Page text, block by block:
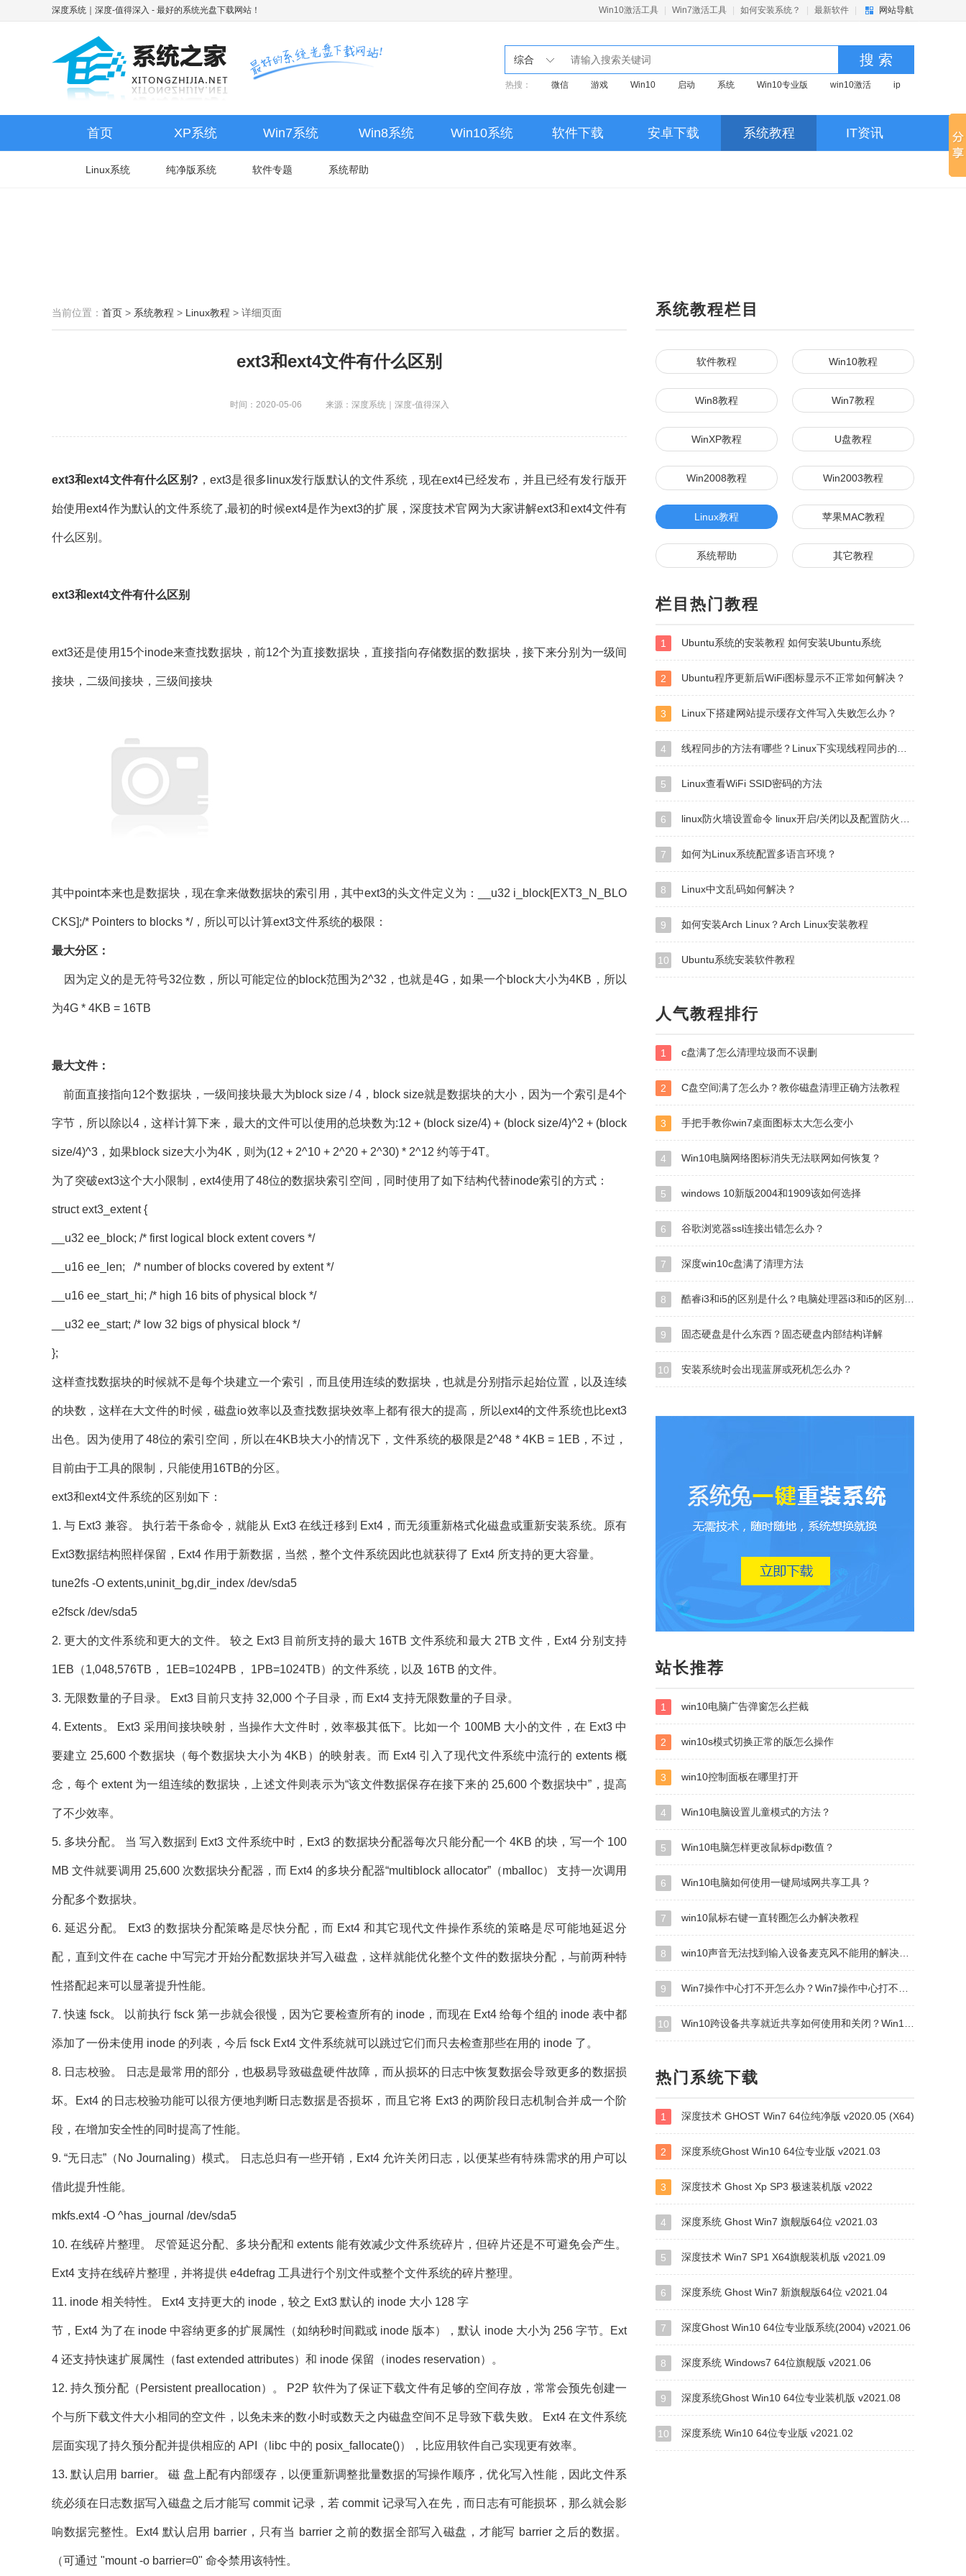
深度系统｜深度-值得深入 - 最好的系统光盘下载网站！ Win10激活工具 Win7激活工具 如何安装系统？ 最新软件 网站导航
综合 搜 索
热搜： 微信 游戏 Win10 启动 系统 Win10专业版 win10激活
ip
MSVCP140.dll
系统清理 u盘启动 Win11
首页 XP系统 Win7系统 Win8系统 Win10系统 软件下载 安卓下载 系统教程 IT资讯
Linux系统 纯净版系统 软件专题 系统帮助
当前位置： 首页 > 系统教程 > Linux教程 > 详细页面
ext3和ext4文件有什么区别
时间：2020-05-06 来源：深度系统｜深度-值得深入
ext3和ext4文件有什么区别? ，ext3是很多linux发行版默认的文件系统，现在ext4已经发布，并且已经有发行版开
始使用ext4作为默认的文件系统了,最初的时候ext4是作为ext3的扩展，深度技术官网为大家讲解ext3和ext4文件有
什么区别。
ext3和ext4文件有什么区别
ext3还是使用15个inode来查找数据块，前12个为直接数据块，直接指向存储数据的数据块，接下来分别为一级间
接块，二级间接块，三级间接块
其中point本来也是数据块，现在拿来做数据块的索引用，其中ext3的头文件定义为：__u32 i_block[EXT3_N_BLO
CKS];/* Pointers to blocks */，所以可以计算ext3文件系统的极限：
最大分区：
因为定义的是无符号32位数，所以可能定位的block范围为2^32，也就是4G，如果一个block大小为4KB，所以
为4G * 4KB = 16TB
最大文件：
前面直接指向12个数据块，一级间接块最大为block size / 4，block size就是数据块的大小，因为一个索引是4个
字节，所以除以4，这样计算下来，最大的文件可以使用的总块数为:12 + (block size/4) + (block size/4)^2 + (block
size/4)^3，如果block size大小为4K，则为(12 + 2^10 + 2^20 + 2^30) * 2^12 约等于4T。
为了突破ext3这个大小限制，ext4使用了48位的数据块索引空间，同时使用了如下结构代替inode索引的方式：
struct ext3_extent {
__u32 ee_block; /* first logical block extent covers */
__u16 ee_len; /* number of blocks covered by extent */
__u16 ee_start_hi; /* high 16 bits of physical block */
__u32 ee_start; /* low 32 bigs of physical block */
};
这样查找数据块的时候就不是每个块建立一个索引，而且使用连续的数据块，也就是分别指示起始位置，以及连续
的块数，这样在大文件的时候，磁盘io效率以及查找数据块效率上都有很大的提高，所以ext4的文件系统也比ext3
出色。因为使用了48位的索引空间，所以在4KB块大小的情况下，文件系统的极限是2^48 * 4KB = 1EB，不过，
目前由于工具的限制，只能使用16TB的分区。
ext3和ext4文件系统的区别如下：
1. 与 Ext3 兼容。 执行若干条命令，就能从 Ext3 在线迁移到 Ext4，而无须重新格式化磁盘或重新安装系统。原有
Ext3数据结构照样保留，Ext4 作用于新数据，当然，整个文件系统因此也就获得了 Ext4 所支持的更大容量。
tune2fs -O extents,uninit_bg,dir_index /dev/sda5
e2fsck /dev/sda5
2. 更大的文件系统和更大的文件。 较之 Ext3 目前所支持的最大 16TB 文件系统和最大 2TB 文件，Ext4 分别支持
1EB（1,048,576TB， 1EB=1024PB， 1PB=1024TB）的文件系统，以及 16TB 的文件。
3. 无限数量的子目录。 Ext3 目前只支持 32,000 个子目录，而 Ext4 支持无限数量的子目录。
4. Extents。 Ext3 采用间接块映射，当操作大文件时，效率极其低下。比如一个 100MB 大小的文件，在 Ext3 中
要建立 25,600 个数据块（每个数据块大小为 4KB）的映射表。而 Ext4 引入了现代文件系统中流行的 extents 概
念，每个 extent 为一组连续的数据块，上述文件则表示为“该文件数据保存在接下来的 25,600 个数据块中”，提高
了不少效率。
5. 多块分配。 当 写入数据到 Ext3 文件系统中时，Ext3 的数据块分配器每次只能分配一个 4KB 的块，写一个 100
MB 文件就要调用 25,600 次数据块分配器，而 Ext4 的多块分配器“multiblock allocator”（mballoc） 支持一次调用
分配多个数据块。
6. 延迟分配。 Ext3 的数据块分配策略是尽快分配，而 Ext4 和其它现代文件操作系统的策略是尽可能地延迟分
配，直到文件在 cache 中写完才开始分配数据块并写入磁盘，这样就能优化整个文件的数据块分配，与前两种特
性搭配起来可以显著提升性能。
7. 快速 fsck。 以前执行 fsck 第一步就会很慢，因为它要检查所有的 inode，而现在 Ext4 给每个组的 inode 表中都
添加了一份未使用 inode 的列表，今后 fsck Ext4 文件系统就可以跳过它们而只去检查那些在用的 inode 了。
8. 日志校验。 日志是最常用的部分，也极易导致磁盘硬件故障，而从损坏的日志中恢复数据会导致更多的数据损
坏。Ext4 的日志校验功能可以很方便地判断日志数据是否损坏，而且它将 Ext3 的两阶段日志机制合并成一个阶
段，在增加安全性的同时提高了性能。
9. “无日志”（No Journaling）模式。 日志总归有一些开销，Ext4 允许关闭日志，以便某些有特殊需求的用户可以
借此提升性能。
mkfs.ext4 -O ^has_journal /dev/sda5
10. 在线碎片整理。 尽管延迟分配、多块分配和 extents 能有效减少文件系统碎片，但碎片还是不可避免会产生。
Ext4 支持在线碎片整理，并将提供 e4defrag 工具进行个别文件或整个文件系统的碎片整理。
11. inode 相关特性。 Ext4 支持更大的 inode，较之 Ext3 默认的 inode 大小 128 字
节，Ext4 为了在 inode 中容纳更多的扩展属性（如纳秒时间戳或 inode 版本），默认 inode 大小为 256 字节。Ext
4 还支持快速扩展属性（fast extended attributes）和 inode 保留（inodes reservation）。
12. 持久预分配（Persistent preallocation）。 P2P 软件为了保证下载文件有足够的空间存放，常常会预先创建一
个与所下载文件大小相同的空文件，以免未来的数小时或数天之内磁盘空间不足导致下载失败。 Ext4 在文件系统
层面实现了持久预分配并提供相应的 API（libc 中的 posix_fallocate()），比应用软件自己实现更有效率。
13. 默认启用 barrier。 磁 盘上配有内部缓存，以便重新调整批量数据的写操作顺序，优化写入性能，因此文件系
统必须在日志数据写入磁盘之后才能写 commit 记录，若 commit 记录写入在先，而日志有可能损坏，那么就会影
响数据完整性。Ext4 默认启用 barrier，只有当 barrier 之前的数据全部写入磁盘，才能写 barrier 之后的数据。
（可通过 "mount -o barrier=0" 命令禁用该特性。
系统教程栏目
软件教程 Win10教程
Win8教程 Win7教程
WinXP教程 U盘教程
Win2008教程 Win2003教程
Linux教程 苹果MAC教程
系统帮助 其它教程
栏目热门教程
1 Ubuntu系统的安装教程 如何安装Ubuntu系统
2 Ubuntu程序更新后WiFi图标显示不正常如何解决？
3 Linux下搭建网站提示缓存文件写入失败怎么办？
4 线程同步的方法有哪些？Linux下实现线程同步的三种方法
5 Linux查看WiFi SSID密码的方法
6 linux防火墙设置命令 linux开启/关闭以及配置防火墙的方法
7 如何为Linux系统配置多语言环境？
8 Linux中文乱码如何解决？
9 如何安装Arch Linux？Arch Linux安装教程
10 Ubuntu系统安装软件教程
人气教程排行
1 c盘满了怎么清理垃圾而不误删
2 C盘空间满了怎么办？教你磁盘清理正确方法教程
3 手把手教你win7桌面图标太大怎么变小
4 Win10电脑网络图标消失无法联网如何恢复？
5 windows 10新版2004和1909该如何选择
6 谷歌浏览器ssl连接出错怎么办？
7 深度win10c盘满了清理方法
8 酷睿i3和i5的区别是什么？电脑处理器i3和i5的区别介绍
9 固态硬盘是什么东西？固态硬盘内部结构详解
10 安装系统时会出现蓝屏或死机怎么办？
站长推荐
1 win10电脑广告弹窗怎么拦截
2 win10s模式切换正常的版怎么操作
3 win10控制面板在哪里打开
4 Win10电脑设置儿童模式的方法？
5 Win10电脑怎样更改鼠标dpi数值？
6 Win10电脑如何使用一键局域网共享工具？
7 win10鼠标右键一直转圈怎么办解决教程
8 win10声音无法找到输入设备麦克风不能用的解决方法
9 Win7操作中心打不开怎么办？Win7操作中心打不开的解决方法
10 Win10跨设备共享就近共享如何使用和关闭？Win10跨设备共享就近共
热门系统下载
1 深度技术 GHOST Win7 64位纯净版 v2020.05 (X64)
2 深度系统Ghost Win10 64位专业版 v2021.03
3 深度技术 Ghost Xp SP3 极速装机版 v2022
4 深度系统 Ghost Win7 旗舰版64位 v2021.03
5 深度技术 Win7 SP1 X64旗舰装机版 v2021.09
6 深度系统 Ghost Win7 新旗舰版64位 v2021.04
7 深度Ghost Win10 64位专业版系统(2004) v2021.06
8 深度系统 Windows7 64位旗舰版 v2021.06
9 深度系统Ghost Win10 64位专业装机版 v2021.08
10 深度系统 Win10 64位专业版 v2021.02